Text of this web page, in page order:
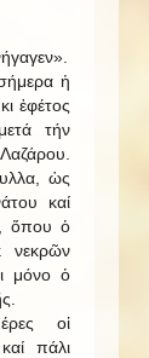
ἡ
ἐφέτος
τήν
ὡς
καί
ὅπου ὁ
νεκρῶν
μόνο ὁ
οἱ
πάλι